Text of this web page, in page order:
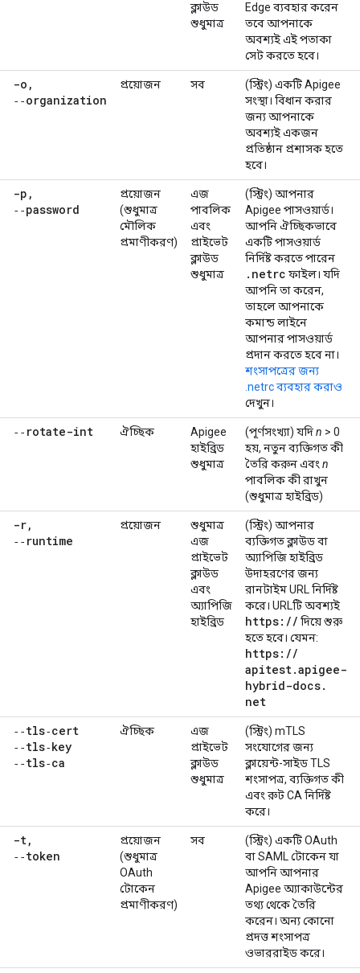
ক্লাউড
শুধুমাত্র
Edge ব্যবহার করেন
তবে আপনাকে
অবশ্যই এই পতাকা
সেট করতে হবে।
-o ,
‑‑organization
প্রয়োজন সব
(স্ট্রিং) একটি Apigee
সংস্থা। বিধান করার
জন্য আপনাকে
অবশ্যই একজন
প্রতিষ্ঠান প্রশাসক হতে
হবে।
-p ,
‑‑password
প্রয়োজন
(শুধুমাত্র
মৌলিক
প্রমাণীকরণ)
এজ
পাবলিক
এবং
প্রাইভেট
ক্লাউড
শুধুমাত্র
(স্ট্রিং) আপনার
Apigee পাসওয়ার্ড।
আপনি ঐচ্ছিকভাবে
একটি পাসওয়ার্ড
নির্দিষ্ট করতে পারেন
. netrc ফাইল। যদি
আপনি তা করেন,
তাহলে আপনাকে
কমান্ড লাইনে
আপনার পাসওয়ার্ড
প্রদান করতে হবে না।
শংসাপত্রের জন্য
.netrc ব্যবহার করাও
দেখুন।
‑‑rotate-int ঐচ্ছিক
Apigee
হাইব্রিড
শুধুমাত্র
(পূর্ণসংখ্যা) যদিn > 0
হয়, নতুন ব্যক্তিগত কী
তৈরি করুন এবং n
পাবলিক কী রাখুন
(শুধুমাত্র হাইব্রিড)
-r,
‑‑runtime
প্রয়োজন
শুধুমাত্র
এজ
প্রাইভেট
ক্লাউড
এবং
অ্যাপিজি
হাইব্রিড
(স্ট্রিং) আপনার
ব্যক্তিগত ক্লাউড বা
অ্যাপিজি হাইব্রিড
উদাহরণের জন্য
রানটাইম URL নির্দিষ্ট
করে। URLটি অবশ্যই
https: // দিয়ে শুরু
হতে হবে। যেমন:
https: //
apitest.apigee-
hybrid-docs.
net
‑‑tls‑cert
‑‑tls‑key
‑‑tls‑ca
ঐচ্ছিক
এজ
প্রাইভেট
ক্লাউড
শুধুমাত্র
(স্ট্রিং) mTLS
সংযোগের জন্য
ক্লায়েন্ট-সাইড TLS
শংসাপত্র, ব্যক্তিগত কী
এবং রুট CA নির্দিষ্ট
করে।
-t,
‑‑token
প্রয়োজন
(শুধুমাত্র
OAuth
টোকেন
প্রমাণীকরণ)
সব
(স্ট্রিং) একটি OAuth
বা SAML টোকেন যা
আপনি আপনার
Apigee অ্যাকাউন্টের
তথ্য থেকে তৈরি
করেন। অন্য কোনো
প্রদত্ত শংসাপত্র
ওভাররাইড করে।